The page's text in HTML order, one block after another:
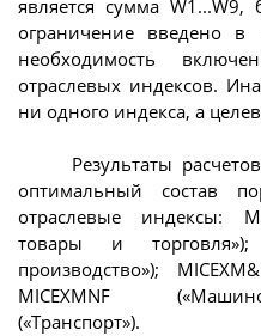
является сумма
ограничение введено в
необходимость
отраслевых индексов.
ни одного индекса, а
Результаты
оптимальный состав
отраслевые индексы:
товары и торговля»);
производство»);
MICEXMNF
(«Транспорт»).